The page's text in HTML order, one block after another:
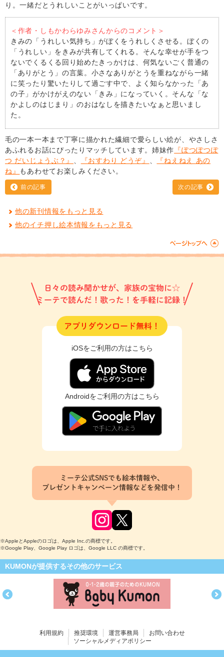
り。一緒だとうれしいことがいっぱいです。
＜作者・しもかわらゆみさんからのコメント＞
きみの「うれしい気持ち」がぼくをうれしくさせる。ぼくの
「うれしい」をきみが共有してくれる。そんな幸せが手をつ
ないでくるくる回り始めたきっかけは、何気ないごく普通の
「ありがとう」の言葉。小さなありがとうを重ねながら一緒
に笑ったり驚いたりして過ごす中で、よく知らなかった「あ
の子」がかけがえのない「きみ」になっていく。そんな「な
かよしのはじまり」のおはなしを描きたいなぁと思いまし
た。
毛の一本一本まで丁寧に描かれた繊細で愛らしい絵が、やさしさ
あふれるお話にぴったりマッチしています。姉妹作 『ぽつぽつぽ
つ だいじょうぶ？』
『おすわり どうぞ』
『ねえねえ あの
ね』 もあわせてお楽しみください。
前の記事 次の記事
他の新刊情報をもっと見る
他のイチ押し絵本情報をもっと見る
日々の読み聞かせが、家族の宝物に☆
ミーテで読んだ！歌った！を手軽に記録！
アプリダウンロード無料！
iOSをご利用の方はこちら
Androidをご利用の方はこちら
ミーテ公式SNSでも絵本情報や、
プレゼントキャンペーン情報などを発信中！
※AppleとAppleのロゴは、Apple Inc.の商標です。
※Google Play、Google Play ロゴは、Google LLC の商標です。
KUMONが提供するその他のサービス
利用規約 推奨環境 運営事務局
お問い合わせ
ソーシャルメディアポリシー